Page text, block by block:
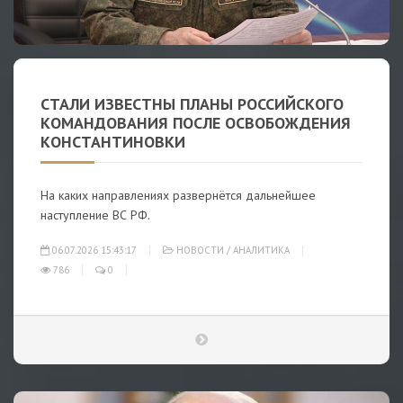
СТАЛИ ИЗВЕСТНЫ ПЛАНЫ РОССИЙСКОГО
КОМАНДОВАНИЯ ПОСЛЕ ОСВОБОЖДЕНИЯ
КОНСТАНТИНОВКИ
На каких направлениях развернётся дальнейшее
наступление ВС РФ.
06.07.2026 15:43:17 НОВОСТИ / АНАЛИТИКА
786
0